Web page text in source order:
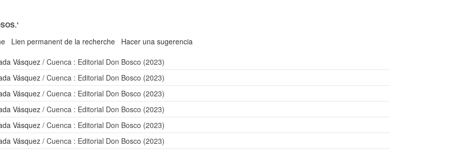
Lien permanent de la recherche
Hacer una sugerencia
Vásquez / Cuenca : Editorial Don Bosco (2023)
Vásquez / Cuenca : Editorial Don Bosco (2023)
Vásquez / Cuenca : Editorial Don Bosco (2023)
Vásquez / Cuenca : Editorial Don Bosco (2023)
Vásquez / Cuenca : Editorial Don Bosco (2023)
Vásquez / Cuenca : Editorial Don Bosco (2023)